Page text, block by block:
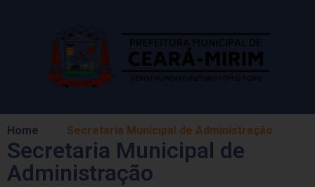
Home Secretaria Municipal de Administração
Secretaria Municipal de
Administração